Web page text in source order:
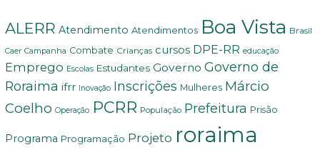
ALERR Atendimento Atendimentos Boa Vista Brasil
Caer Campanha Combate Crianças cursos DPE-RR educação
Emprego Escolas Estudantes Governo Governo de
Roraima ifrr Inovação Inscrições Mulheres Márcio
Coelho Operação PCRR População Prefeitura Prisão
Programa Programação Projeto roraima